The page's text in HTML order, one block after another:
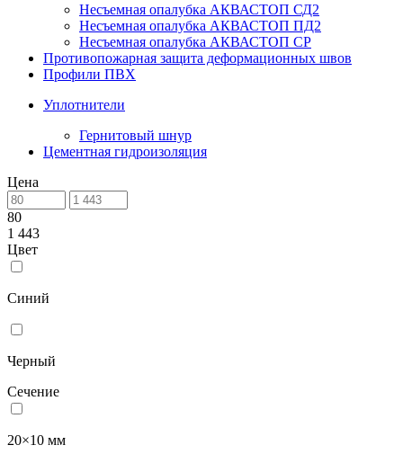
Несъемная опалубка АКВАСТОП СД2
Несъемная опалубка АКВАСТОП ПД2
Несъемная опалубка АКВАСТОП СР
Противопожарная защита деформационных швов
Профили ПВХ
Уплотнители
Гернитовый шнур
Цементная гидроизоляция
Цена
80
1 443
Цвет
Синий
Черный
Сечение
20×10 мм